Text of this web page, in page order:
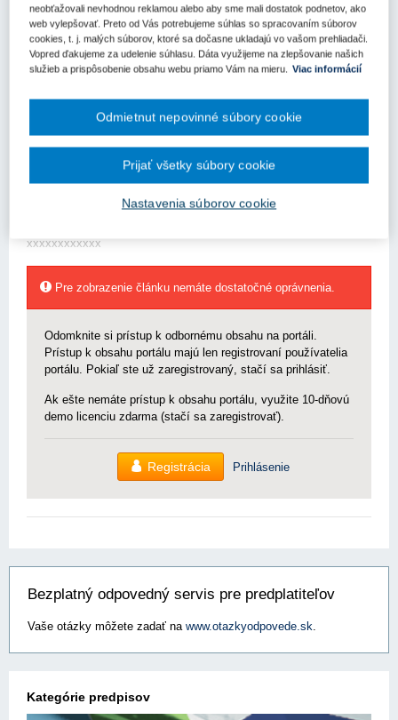
xxxxxxxxxxxxx xxxxxx xx xxx xxxxxxxxxx xxx xx xxxátili na
Úrad pre verejné obstarávanie (ďalej len „úrad“) so žiadosťou k
aplikácii zákona č. 343/2015 Z.z. o verejnom obstarávaní a o
zmene a doplnení nxxxxxxxxx xxxxxxx x xxxxx xxxxxxxxxx
xxxxxxxxx xxxxxx xxx xxxxxx x xxxxxxxx xxxxxxxxxxxxxx
xxxxxxxx xxxx xxxxxxxxx xxxxx
uskutočnenie stavebných prác v súťažných podkladoch určiť, že
uchádzač na preukázanie finančného a ekonomického xxxxxxxxxx
xxxxxxxxxxxx
Pre zobrazenie článku nemáte dostatočné oprávnenia.
Odomknite si prístup k odbornému obsahu na portáli.
Prístup k obsahu portálu majú len registrovaní používatelia
portálu. Pokiaľ ste už zaregistrovaný, stačí sa prihlásiť.
Ak ešte nemáte prístup k obsahu portálu, využite 10-dňovú
demo licenciu zdarma (stačí sa zaregistrovať).
Registrácia Prihlásenie
Bezplatný odpovedný servis pre predplatiteľov
Vaše otázky môžete zadať na www.otazkyodpovede.sk.
Kategórie predpisov
neobťažovali nevhodnou reklamou alebo aby sme mali dostatok podnetov, ako
web vylepšovať. Preto od Vás potrebujeme súhlas so spracovaním súborov
cookies, t. j. malých súborov, ktoré sa dočasne ukladajú vo vašom prehliadači.
Vopred ďakujeme za udelenie súhlasu. Dáta využijeme na zlepšovanie našich
služieb a prispôsobenie obsahu webu priamo Vám na mieru. Viac informácií
Nastavenia súborov cookie
Odmietnut nepovinné súbory cookie
Prijať všetky súbory cookie